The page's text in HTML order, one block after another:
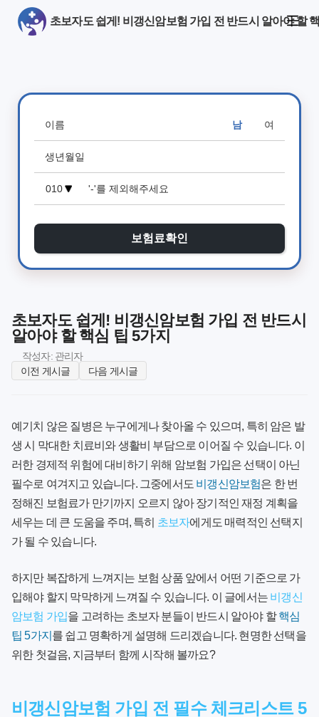
초보자도 쉽게! 비갱신암보험 가입 전 반드시 알아야 할
남 여
보험료확인
초보자도 쉽게! 비갱신암보험 가입 전 반드시
알아야 할 핵심 팁 5가지
작성자: 관리자
이전 게시글
다음 게시글
예기치 않은 질병은 누구에게나 찾아올 수 있으며, 특히 암은 발
생 시 막대한 치료비와 생활비 부담으로 이어질 수 있습니다. 이
러한 경제적 위험에 대비하기 위해 암보험 가입은 선택이 아닌
필수로 여겨지고 있습니다. 그중에서도 비갱신암보험은 한 번
정해진 보험료가 만기까지 오르지 않아 장기적인 재정 계획을
세우는 데 큰 도움을 주며, 특히 초보자에게도 매력적인 선택지
가 될 수 있습니다.
하지만 복잡하게 느껴지는 보험 상품 앞에서 어떤 기준으로 가
입해야 할지 막막하게 느껴질 수 있습니다. 이 글에서는 비갱신
암보험 가입을 고려하는 초보자 분들이 반드시 알아야 할핵심
팁 5가지 를 쉽고 명확하게 설명해 드리겠습니다. 현명한 선택을
위한 첫걸음, 지금부터 함께 시작해 볼까요?
비갱신암보험 가입 전 필수 체크리스트 5